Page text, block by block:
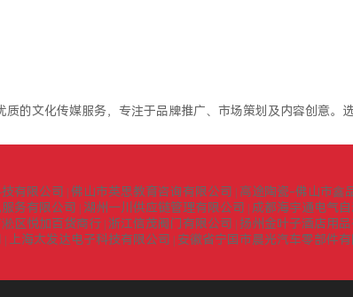
的文化传媒服务，专注于品牌推广、市场策划及内容创意。
有限公司 佛山市英思教育咨询有限公司 高途陶瓷-佛山市鑫
务有限公司 湖州一川供应链管理有限公司 成都海宇通电气
淞区悦加百货商行 浙江信茂阀门有限公司 扬州金叶子酒店用品
上海太发达电子科技有限公司 安徽省宁国市晨光汽车零部件有